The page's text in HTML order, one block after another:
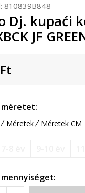
810839B848
Dj. kupaći
JF
Ft
méretet:
Méretek Méretek CM
mennyiséget: